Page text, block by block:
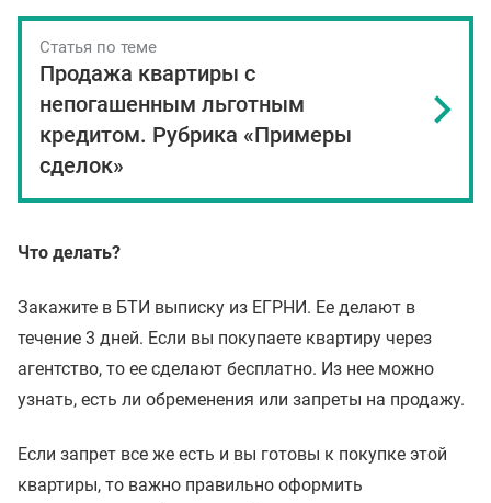
Статья по теме
Продажа квартиры с
непогашенным льготным
кредитом. Рубрика «Примеры
сделок»
Что делать?
Закажите в БТИ выписку из ЕГРНИ. Ее делают в
течение 3 дней. Если вы покупаете квартиру через
агентство, то ее сделают бесплатно. Из нее можно
узнать, есть ли обременения или запреты на продажу.
Если запрет все же есть и вы готовы к покупке этой
квартиры, то важно правильно оформить